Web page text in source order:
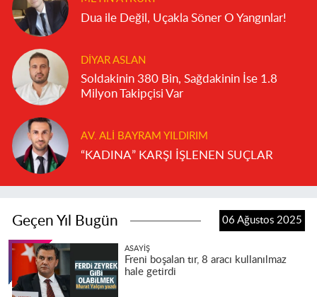
Dua ile Değil, Uçakla Söner O Yangınlar!
DIYAR ASLAN
Soldakinin 380 Bin, Sağdakinin İse 1.8
Milyon Takipçisi Var
AV. ALI BAYRAM YILDIRIM
“KADINA” KARŞI İŞLENEN SUÇLAR
Geçen Yıl Bugün 06 Ağustos 2025
ASAYIŞ
Freni boşalan tır, 8 aracı kullanılmaz
hale getirdi